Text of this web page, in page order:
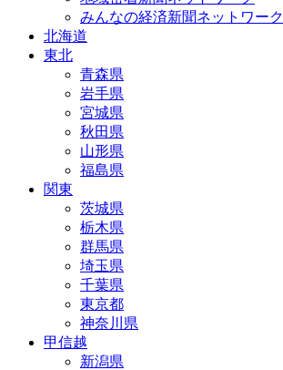
みんなの経済新聞ネットワーク
北海道
東北
青森県
岩手県
宮城県
秋田県
山形県
福島県
関東
茨城県
栃木県
群馬県
埼玉県
千葉県
東京都
神奈川県
甲信越
新潟県